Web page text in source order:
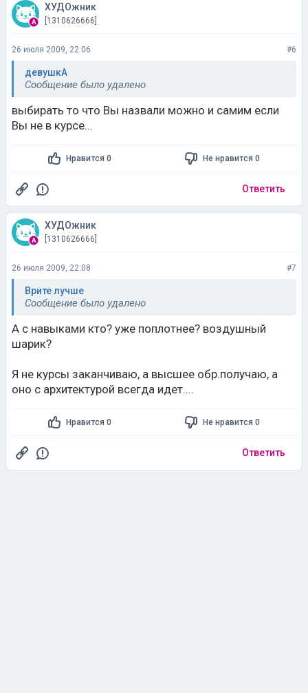
ХУДОжник
[1310626666]
26 июля 2009, 22:06 #6
девушкА
Сообщение было удалено
выбирать то что Вы назвали можно и самим если
Вы не в курсе...
Нравится 0 Не нравится 0
Ответить
ХУДОжник
[1310626666]
26 июля 2009, 22:08 #7
Врите лучше
Сообщение было удалено
А с навыками кто? уже поплотнее? воздушный
шарик?
Я не курсы заканчиваю, а высшее обр.получаю, а
оно с архитектурой всегда идет....
Нравится 0 Не нравится 0
Ответить